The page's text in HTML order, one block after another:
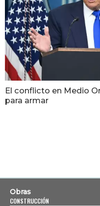
El conflicto en Medio
para armar
Obras
CONSTRUCCIÓN